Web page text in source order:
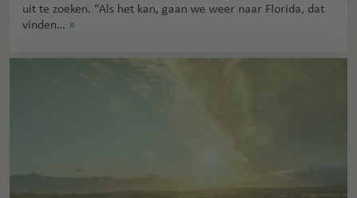
uit te zoeken. “Als het kan, gaan we weer naar Florida, dat
vinden… »